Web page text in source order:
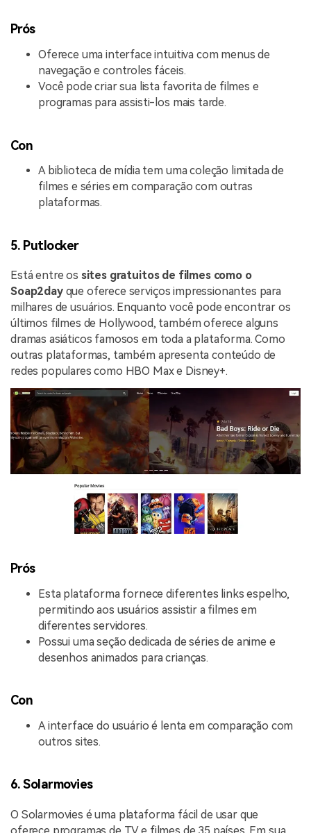
Prós
Oferece uma interface intuitiva com menus de
navegação e controles fáceis.
Você pode criar sua lista favorita de filmes e
programas para assisti-los mais tarde.
Con
A biblioteca de mídia tem uma coleção limitada de
filmes e séries em comparação com outras
plataformas.
5. Putlocker
Está entre os sites gratuitos de filmes como o
Soap2day que oferece serviços impressionantes para
milhares de usuários. Enquanto você pode encontrar os
últimos filmes de Hollywood, também oferece alguns
dramas asiáticos famosos em toda a plataforma. Como
outras plataformas, também apresenta conteúdo de
redes populares como HBO Max e Disney+.
Prós
Esta plataforma fornece diferentes links espelho,
permitindo aos usuários assistir a filmes em
diferentes servidores.
Possui uma seção dedicada de séries de anime e
desenhos animados para crianças.
Con
A interface do usuário é lenta em comparação com
outros sites.
6. Solarmovies
O Solarmovies é uma plataforma fácil de usar que
oferece programas de TV e filmes de 35 países. Em sua